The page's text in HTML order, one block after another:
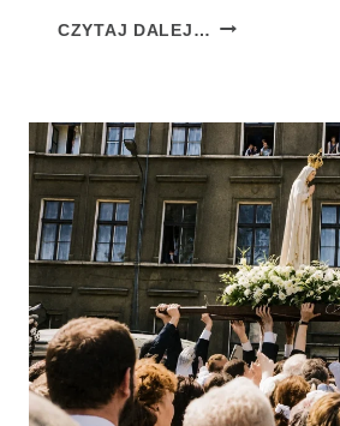
CZYTAJ DALEJ… Z
Y
P
S
O
N
A
L
N